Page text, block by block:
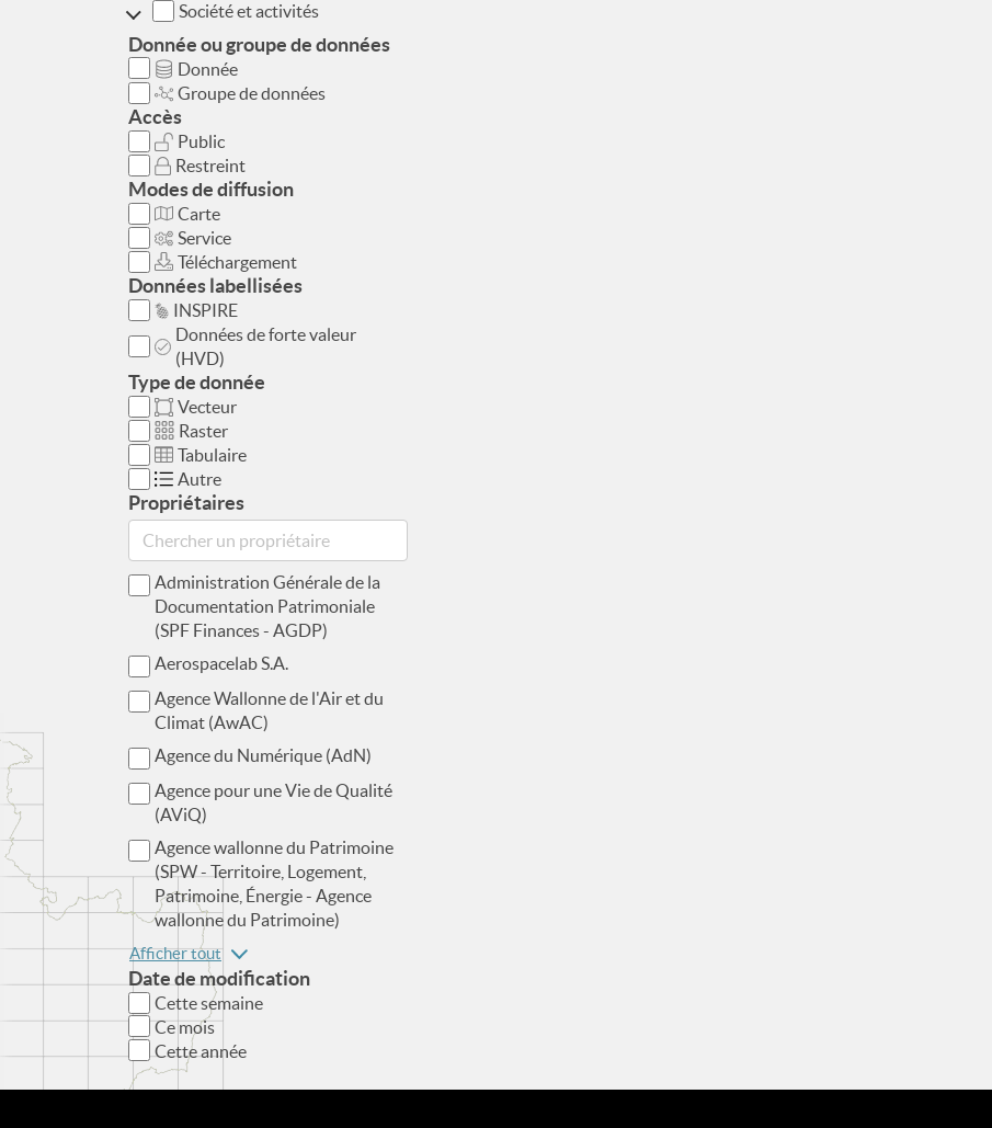
Société et activités
Donnée ou groupe de données
Donnée
Groupe de données
Accès
Public
Restreint
Modes de diffusion
Carte
Service
Téléchargement
Données labellisées
INSPIRE
Données de forte valeur
(HVD)
Type de donnée
Vecteur
Raster
Tabulaire
Autre
Propriétaires
Administration Générale de la
Documentation Patrimoniale
(SPF Finances - AGDP)
Aerospacelab S.A.
Agence Wallonne de l'Air et du
Climat (AwAC)
Agence du Numérique (AdN)
Agence pour une Vie de Qualité
(AViQ)
Agence wallonne du Patrimoine
(SPW - Territoire, Logement,
Patrimoine, Énergie - Agence
wallonne du Patrimoine)
Afficher tout
Date de modification
Cette semaine
Ce mois
Cette année